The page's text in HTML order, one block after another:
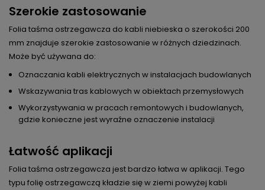
Szerokie zastosowanie
Folia taśma ostrzegawcza do kabli niebieska o szerokości 200
mm znajduje szerokie zastosowanie w różnych dziedzinach.
Może być używana do:
Oznaczania kabli elektrycznych w instalacjach budowlanych
Wskazywania tras kablowych w obiektach przemysłowych
Wykorzystywania w pracach remontowych i budowlanych,
gdzie konieczne jest wyraźne oznaczenie instalacji
Łatwość aplikacji
Folia taśma ostrzegawcza jest bardzo łatwa w aplikacji. Tego
typu folię ostrzegawczą kładzie się w ziemi powyżej kabli